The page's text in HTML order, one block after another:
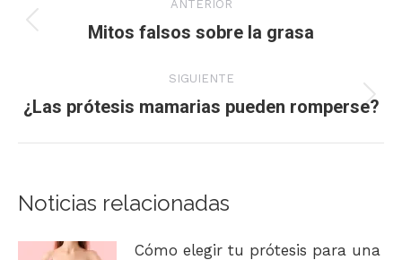
entre
publicaciones
ANTERIOR
Publicación
Mitos falsos sobre la grasa
SIGUIENTE
Publicación
¿Las prótesis mamarias pueden romperse?
Noticias relacionadas
Cómo elegir tu prótesis para una